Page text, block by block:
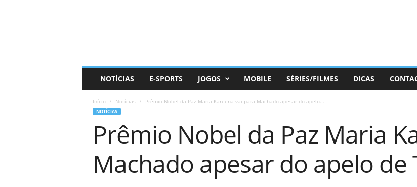
NOTÍCIAS E-SPORTS JOGOS MOBILE SÉRIES/FILMES DICAS
Início Notícias Prêmio Nobel da Paz Maria Kareena vai para Machado apesar do apelo...
NOTÍCIAS
Prêmio Nobel da Paz Maria
Machado apesar do apelo